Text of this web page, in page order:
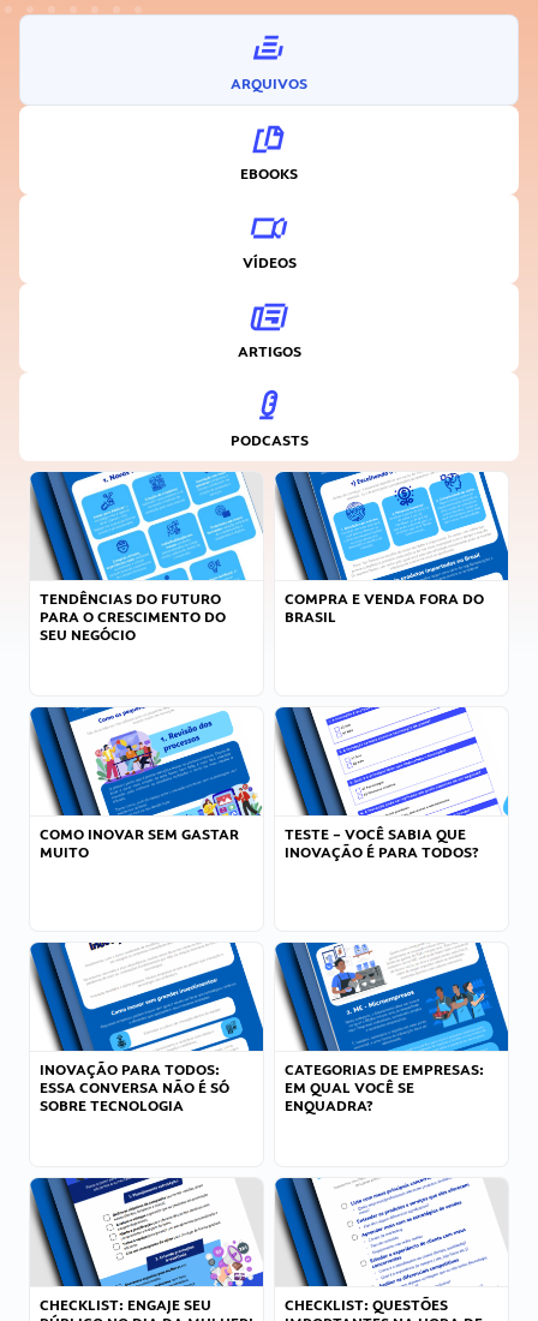
ARQUIVOS
EBOOKS
VÍDEOS
ARTIGOS
PODCASTS
TENDÊNCIAS DO FUTURO
PARA O CRESCIMENTO DO
SEU NEGÓCIO
COMPRA E VENDA FORA DO
BRASIL
COMO INOVAR SEM GASTAR
MUITO
TESTE – VOCÊ SABIA QUE
INOVAÇÃO É PARA TODOS?
INOVAÇÃO PARA TODOS:
ESSA CONVERSA NÃO É SÓ
SOBRE TECNOLOGIA
CATEGORIAS DE EMPRESAS:
EM QUAL VOCÊ SE
ENQUADRA?
CHECKLIST: ENGAJE SEU
CHECKLIST: QUESTÕES